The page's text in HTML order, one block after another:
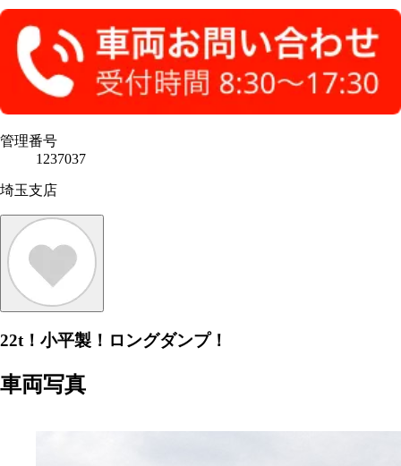
管理番号
1237037
埼玉支店
22t！小平製！ロングダンプ！
車両写真